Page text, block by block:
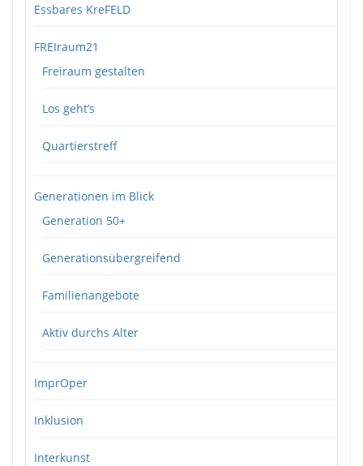
Essbares KreFELD
FREIraum21
Freiraum gestalten
Los geht’s
Quartierstreff
Generationen im Blick
Generation 50+
Generationsübergreifend
Familienangebote
Aktiv durchs Alter
ImprOper
Inklusion
Interkunst